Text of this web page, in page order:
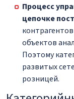
Процесс
цепочке
объектов
Поэтому
развитых
розницей.